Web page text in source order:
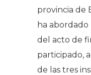
provincia de
ha
del acto de
participado,
de las tres